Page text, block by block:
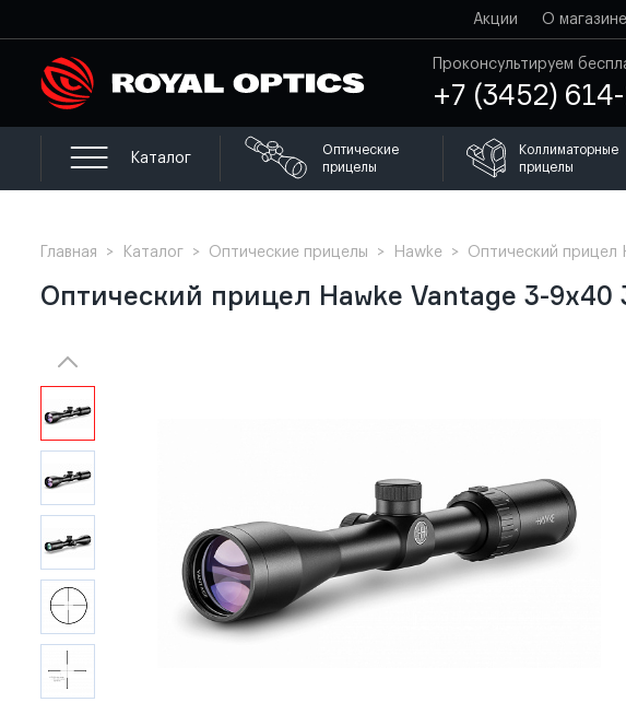
Акции О магазине
Проконсультируем
+7 (3452)
Каталог
Оптические
прицелы
Коллиматорные
прицелы
Главная > Каталог > Оптические прицелы > Hawke > Оптический прицел
Оптический прицел Hawke Vantage 3-9x40